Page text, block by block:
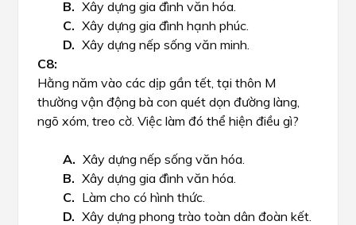
Xây dựng gia đình văn hóa.
Xây dựng gia đình hạnh phúc.
Xây dựng nếp sống văn minh.
Hằng năm vào các dịp gần tết, tại thôn M
thường vận động bà con quét dọn đường làng,
ngõ xóm, treo cờ. Việc làm đó thể hiện điều gì?
Xây dựng nếp sống văn hóa.
Xây dựng gia đình văn hóa.
Làm cho có hình thức.
Xây dựng phong trào toàn dân đoàn kết.